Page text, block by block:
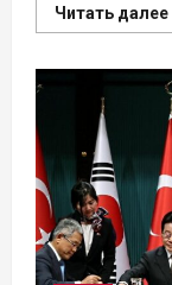
Читать далее